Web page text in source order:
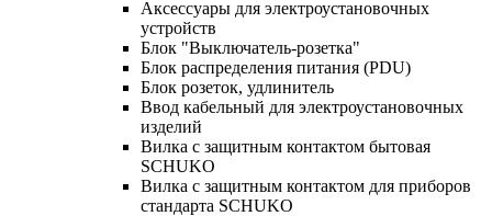
Аксессуары для электроустановочных
устройств
Блок "Выключатель-розетка"
Блок распределения питания (PDU)
Блок розеток, удлинитель
Ввод кабельный для электроустановочных
изделий
Вилка с защитным контактом бытовая
SCHUKO
Вилка с защитным контактом для приборов
стандарта SCHUKO